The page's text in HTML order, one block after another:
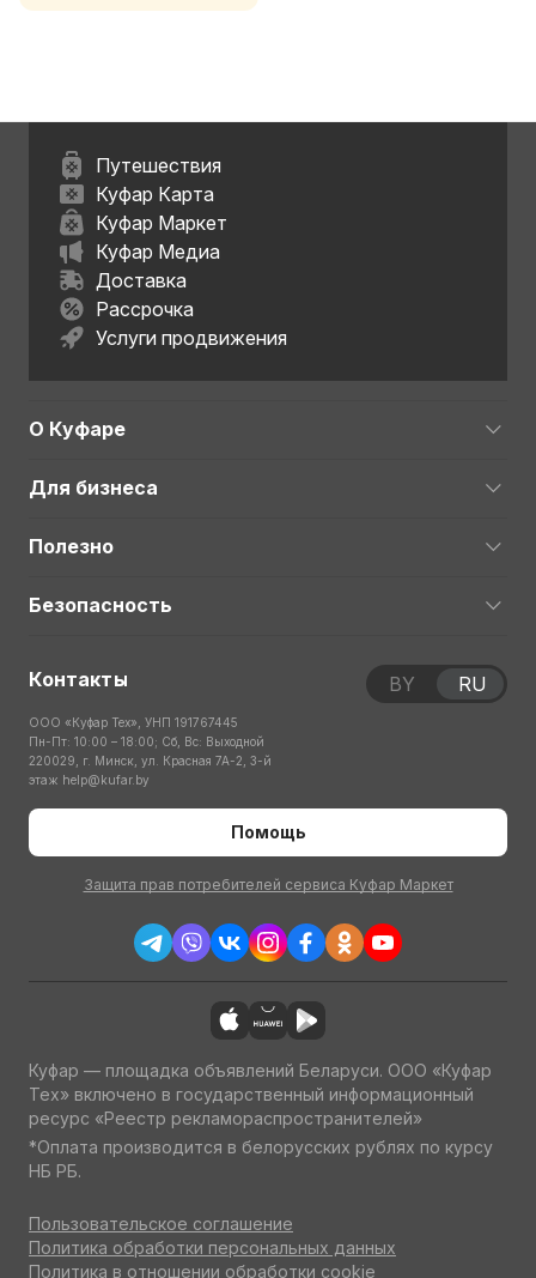
Путешествия
Куфар Карта
Куфар Маркет
Куфар Медиа
Доставка
Рассрочка
Услуги продвижения
О Куфаре
Для бизнеса
Полезно
Безопасность
Контакты
ООО «Куфар Тех», УНП 191767445
Пн-Пт: 10:00 – 18:00; Сб, Вс: Выходной
220029, г. Минск, ул. Красная 7А-2, 3-й
этаж help@kufar.by
Помощь
Защита прав потребителей сервиса Куфар Маркет
BY RU
Куфар — площадка объявлений Беларуси. ООО «Куфар
Тех» включено в государственный информационный
ресурс «Реестр рекламораспространителей»
*Оплата производится в белорусских рублях по курсу
НБ РБ.
Пользовательское соглашение
Политика обработки персональных данных
Политика в отношении обработки cookie